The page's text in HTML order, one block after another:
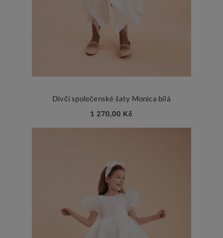
Dívčí společenské šaty Monica bílá
1 270,00 Kč